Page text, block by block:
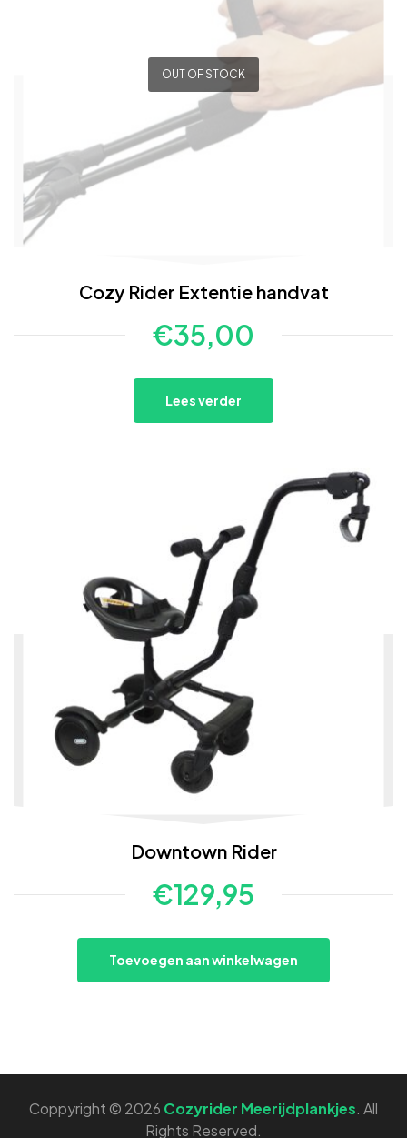
OUT OF STOCK
Cozy Rider Extentie handvat
€35,00
Lees verder
Downtown Rider
€129,95
Toevoegen aan winkelwagen
Coppyright © 2026 Cozyrider Meerijdplankjes. All
Rights Reserved.